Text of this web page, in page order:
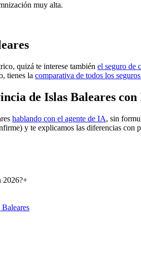
muy alta.
quizá te interese también el seguro de
tienes la comparativa de todos los
de Islas Baleares con
hablando con el agente de IA, sin
y te explicamos las diferencias
2026?+